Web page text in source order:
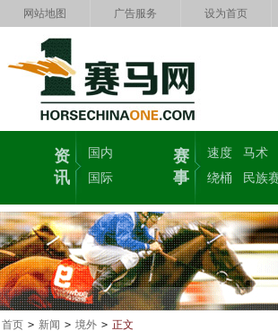
网站地图 广告服务 设为首页
资
讯
国内
国际
赛
事
速度 马术
绕桶
民族
首页 > 新闻 > 境外 > 正文